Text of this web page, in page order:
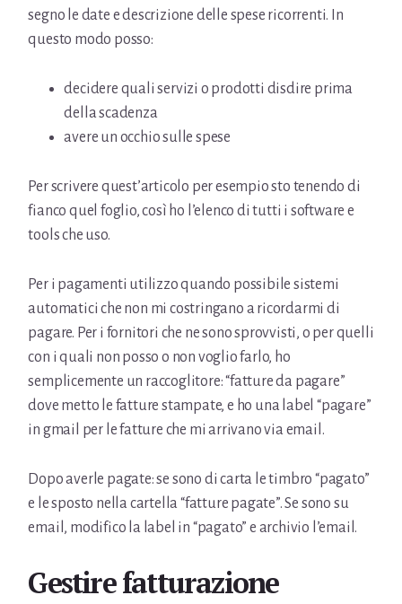
segno le date e descrizione delle spese ricorrenti. In
questo modo posso:
decidere quali servizi o prodotti disdire prima
della scadenza
avere un occhio sulle spese
Per scrivere quest’articolo per esempio sto tenendo di
fianco quel foglio, così ho l’elenco di tutti i software e
tools che uso.
Per i pagamenti utilizzo quando possibile sistemi
automatici che non mi costringano a ricordarmi di
pagare. Per i fornitori che ne sono sprovvisti, o per quelli
con i quali non posso o non voglio farlo, ho
semplicemente un raccoglitore: “fatture da pagare”
dove metto le fatture stampate, e ho una label “pagare”
in gmail per le fatture che mi arrivano via email.
Dopo averle pagate: se sono di carta le timbro “pagato”
e le sposto nella cartella “fatture pagate”. Se sono su
email, modifico la label in “pagato” e archivio l’email.
Gestire fatturazione